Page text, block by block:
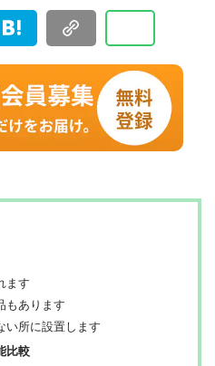
ます
もあります
い所に設置します
比較